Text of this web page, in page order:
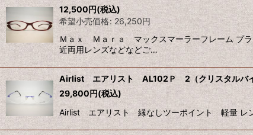
12,500円(税込)
希望小売価格: 26,250円
Ｍａｘ Ｍａｒａ マックスマーラーフレーム プラ
近両用レンズなどなどご…
Airlist エアリスト AL102Ｐ 2（クリスタルバイ
29,800円(税込)
Airlist エアリスト 縁なしツーポイント 軽量 レン